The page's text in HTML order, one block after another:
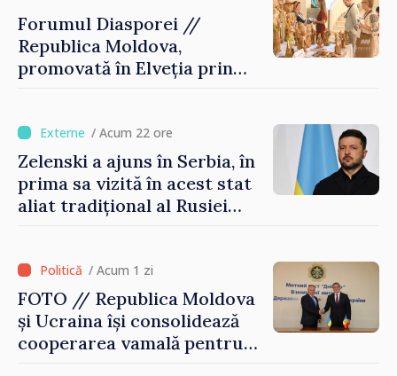
Forumul Diasporei //
Republica Moldova,
promovată în Elveția prin
/ Acum 22 ore
Zelenski a ajuns în Serbia, în
prima sa vizită în acest stat
aliat tradițional al Rusiei
/ Acum 1 zi
FOTO // Republica Moldova
și Ucraina își consolidează
cooperarea vamală pentru